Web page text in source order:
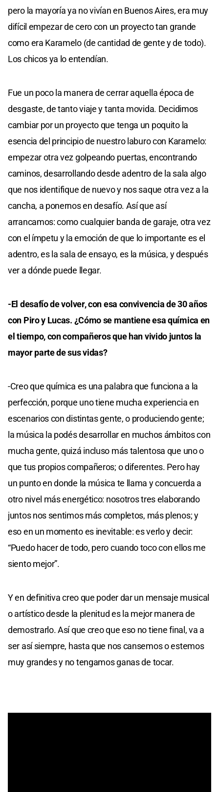
pero la mayoría ya no vivían en Buenos Aires, era muy
difícil empezar de cero con un proyecto tan grande
como era Karamelo (de cantidad de gente y de todo).
Los chicos ya lo entendían.
Fue un poco la manera de cerrar aquella época de
desgaste, de tanto viaje y tanta movida. Decidimos
cambiar por un proyecto que tenga un poquito la
esencia del principio de nuestro laburo con Karamelo:
empezar otra vez golpeando puertas, encontrando
caminos, desarrollando desde adentro de la sala algo
que nos identifique de nuevo y nos saque otra vez a la
cancha, a ponernos en desafío. Así que así
arrancamos: como cualquier banda de garaje, otra vez
con el ímpetu y la emoción de que lo importante es el
adentro, es la sala de ensayo, es la música, y después
ver a dónde puede llegar.
-El desafío de volver, con esa convivencia de 30 años
con Piro y Lucas. ¿Cómo se mantiene esa química en
el tiempo, con compañeros que han vivido juntos la
mayor parte de sus vidas?
-Creo que química es una palabra que funciona a la
perfección, porque uno tiene mucha experiencia en
escenarios con distintas gente, o produciendo gente;
la música la podés desarrollar en muchos ámbitos con
mucha gente, quizá incluso más talentosa que uno o
que tus propios compañeros; o diferentes. Pero hay
un punto en donde la música te llama y concuerda a
otro nivel más energético: nosotros tres elaborando
juntos nos sentimos más completos, más plenos; y
eso en un momento es inevitable: es verlo y decir:
“Puedo hacer de todo, pero cuando toco con ellos me
siento mejor”.
Y en definitiva creo que poder dar un mensaje musical
o artístico desde la plenitud es la mejor manera de
demostrarlo. Así que creo que eso no tiene final, va a
ser así siempre, hasta que nos cansemos o estemos
muy grandes y no tengamos ganas de tocar.